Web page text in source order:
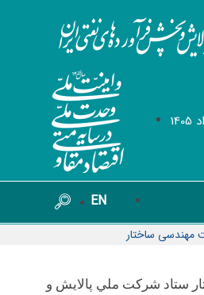
EN
مهندسی ساختار
ستاد شركت ملي پالايش و